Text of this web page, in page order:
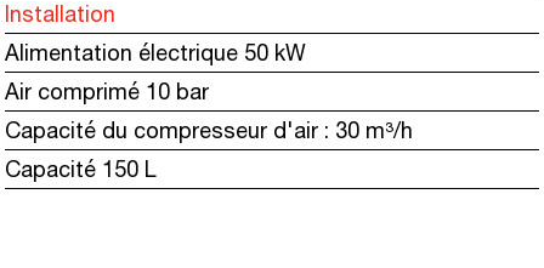
Installation
Alimentation électrique 50 kW
Air comprimé 10 bar
Capacité du compresseur d'air : 30 m³/h
Capacité 150 L